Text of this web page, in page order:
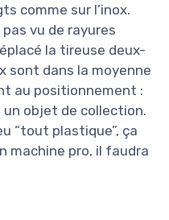
comme sur l’inox.
pas vu de rayures
la tireuse deux-
sont dans la moyenne
au positionnement :
un objet de collection.
“tout plastique”, ça
machine pro, il faudra